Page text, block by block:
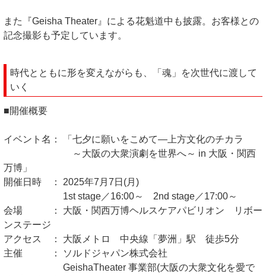
また『Geisha Theater』による花魁道中も披露。お客様との
記念撮影も予定しています。
時代とともに形を変えながらも、「魂」を次世代に渡して
いく
■開催概要
イベント名： 「七夕に願いをこめて―上方文化のチカラ
～大阪の大衆演劇を世界へ～ in 大阪・関西
万博」
開催日時 ： 2025年7月7日(月)
1st stage／16:00～ 2nd stage／17:00～
会場 ： 大阪・関西万博ヘルスケアパビリオン リボー
ンステージ
アクセス ： 大阪メトロ 中央線「夢洲」駅 徒歩5分
主催 ： ソルドジャパン株式会社
GeishaTheater 事業部(大阪の大衆文化を愛で